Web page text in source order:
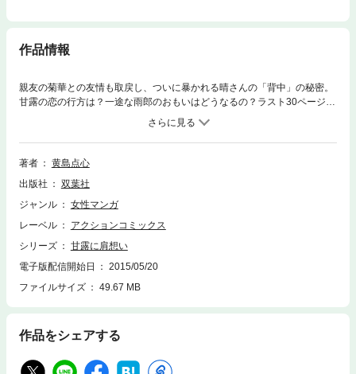
作品情報
親友の菊華との友情も取戻し、ついに暴かれる晴さんの「背中」の秘密。
甘露の恋の行方は？一途な雨郎のおもいはどうなるの？ラスト30ページで
まさかの展開！人面瘡と人間が織りなす異色のラブコメ、ついに完結！
著者
黄島点心
出版社
双葉社
ジャンル
女性マンガ
レーベル
アクションコミックス
シリーズ
甘露に肩想い
電子版配信開始日
2015/05/20
ファイルサイズ
49.67 MB
作品をシェアする